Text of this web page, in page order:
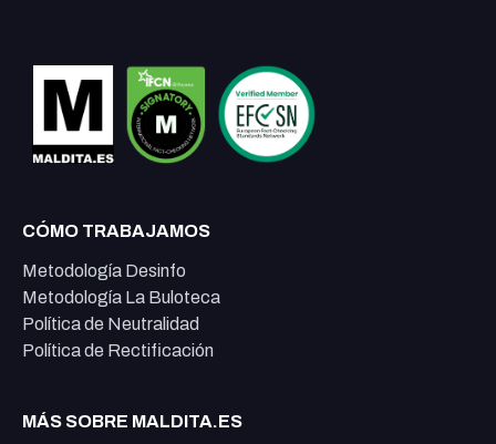
CÓMO TRABAJAMOS
Metodología Desinfo
Metodología La Buloteca
Política de Neutralidad
Política de Rectificación
MÁS SOBRE MALDITA.ES